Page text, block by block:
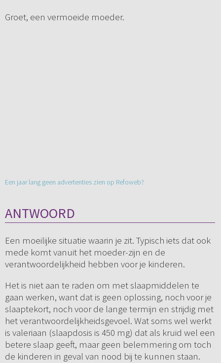
Groet, een vermoeide moeder.
Een jaar lang geen advertenties zien op Refoweb?
ANTWOORD
Een moeilijke situatie waarin je zit. Typisch iets dat ook
mede komt vanuit het moeder-zijn en de
verantwoordelijkheid hebben voor je kinderen.
Het is niet aan te raden om met slaapmiddelen te
gaan werken, want dat is geen oplossing, noch voor je
slaaptekort, noch voor de lange termijn en strijdig met
het verantwoordelijkheidsgevoel. Wat soms wel werkt
is valeriaan (slaapdosis is 450 mg) dat als kruid wel een
betere slaap geeft, maar geen belemmering om toch
de kinderen in geval van nood bij te kunnen staan.